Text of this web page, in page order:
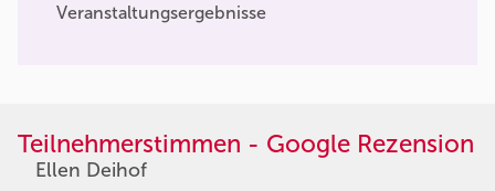
Veranstaltungsergebnisse
Teilnehmerstimmen - Google Rezension
Ellen Deihof